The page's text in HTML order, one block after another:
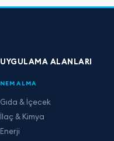
UYGULAMA ALANLARI
NEM ALMA
Gıda & İçecek
İlaç & Kimya
Enerji